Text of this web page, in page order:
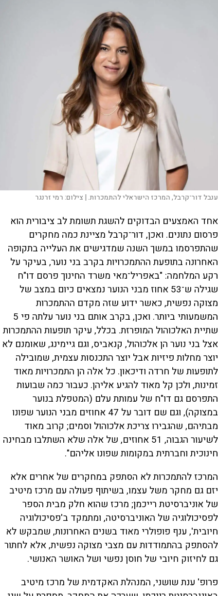
ענבל דור־קרבל, המרכז הישראלי להתמכרות. | צילום:רמי זרנגר
אחד האמצעים הבדוקים להשגת תשומת לב ציבורית הוא
פרסום נתונים. ואכן, דור־קרבל מציינת כמה מחקרים
שהתפרסמו במשך השנה שמדגישים את העלייה בתקופה
האחרונה בתופעת ההתמכרויות בקרב בני נוער, בעיקר על
רקע המלחמה: "באפריל־מאי משרד החינוך פרסם דו"ח
שגילה ש־53 אחוז מבני הנוער נמצאים כיום במצב של
מצוקה נפשית, כאשר ידוע שזה מקדם ההתמכרות
המשמעותי ביותר. ואכן, בקרב אותם בני נוער עלתה פי 5
שתיית האלכוהול המופרזת. בכלל, עיקר תופעות ההתמכרות
אצל בני נוער הן אלכוהול, קנאביס, וגם גיימינג, שאומנם לא
יוצר מחלות פיזיות אבל יוצר התכנסות עצמית, שמובילה
לתופעות של חרדה ודיכאון. כל אלה הן התמכרויות מאוד
זמינות, ולכן קל מאוד להגיע אליהן. כעבור כמה שבועות
התפרסם גם דו"ח של עמותת עלם (המטפלת בנוער
במצוקה), וגם שם דובר על 47 אחוזים מבני הנוער שפונו
מבתיהם, שהגבירו צריכת אלכוהול וסמים; קרוב מאוד
לשיעור הגבוה, 51 אחוזים, של אלה שלא השתלבו מבחינה
חינוכית וחברתית במקומות שפונו אליהם".
המרכז להתמכרות לא הסתפק במחקרים של אחרים אלא
יזם גם מחקר משל עצמו, בשיתוף פעולה עם מרכז מיטיב
של אוניברסיטת רייכמן; מרכז שהוא חלק מבית הספר
לפסיכולוגיה של האוניברסיטה, ומתמקד ב'פסיכולוגיה
חיובית', ענף פופולרי מאוד בשנים האחרונות, שמבקש לא
להסתפק בהתמודדות עם מצבי מצוקה נפשית, אלא לחתור
גם לחיזוק חיובי של חוסן נפשי ושל האושר האנושי.
פרופ' ענת שושני, המנהלת האקדמית של מרכז מיטיב